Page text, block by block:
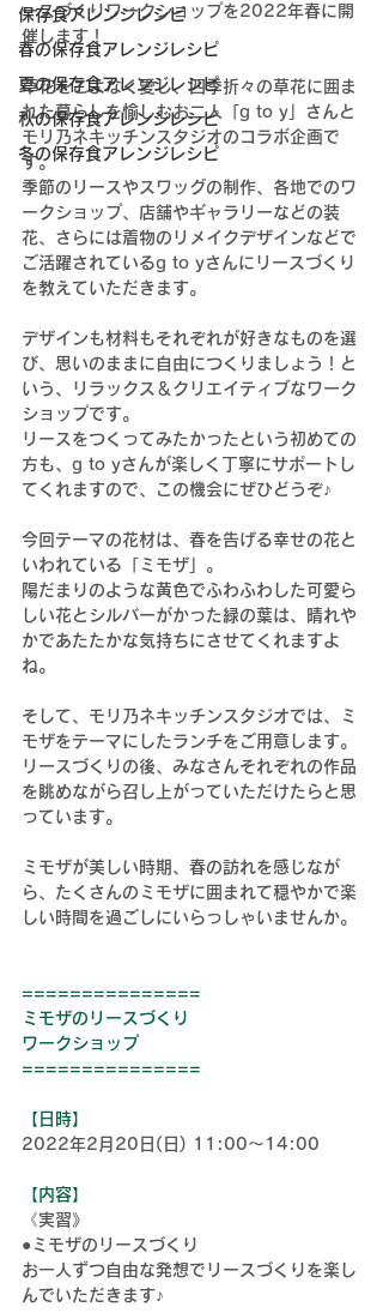
保存食アレンジレシピ
春の保存食アレンジレシピ
夏の保存食アレンジレシピ
秋の保存食アレンジレシピ
冬の保存食アレンジレシピ
ースづくりワークショップを2022年春に開
催します！
草花をこよなく愛し、四季折々の草花に囲ま
れた暮らしを愉しむお二人「g to y」さんと
モリ乃ネキッチンスタジオのコラボ企画で
す。
季節のリースやスワッグの制作、各地でのワ
ークショップ、店舗やギャラリーなどの装
花、さらには着物のリメイクデザインなどで
ご活躍されているg to yさんにリースづくり
を教えていただきます。
デザインも材料もそれぞれが好きなものを選
び、思いのままに自由につくりましょう！と
いう、リラックス＆クリエイティブなワーク
ショップです。
リースをつくってみたかったという初めての
方も、g to yさんが楽しく丁寧にサポートし
てくれますので、この機会にぜひどうぞ♪
今回テーマの花材は、春を告げる幸せの花と
いわれている「ミモザ」。
陽だまりのような黄色でふわふわした可愛ら
しい花とシルバーがかった緑の葉は、晴れや
かであたたかな気持ちにさせてくれますよ
ね。
そして、モリ乃ネキッチンスタジオでは、ミ
モザをテーマにしたランチをご用意します。
リースづくりの後、みなさんそれぞれの作品
を眺めながら召し上がっていただけたらと思
っています。
ミモザが美しい時期、春の訪れを感じなが
ら、たくさんのミモザに囲まれて穏やかで楽
しい時間を過ごしにいらっしゃいませんか。
===============
ミモザのリースづくり
ワークショップ
===============
【日時】
2022年2月20日(日) 11:00～14:00
【内容】
《実習》
●ミモザのリースづくり
お一人ずつ自由な発想でリースづくりを楽し
んでいただきます♪